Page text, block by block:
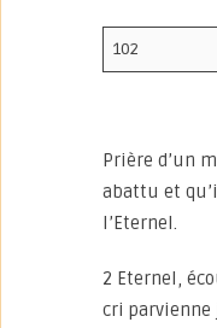
102
Prière d’un
abattu et
l’Eternel.
2 Eternel,
cri parvienne